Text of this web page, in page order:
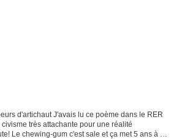
d'artichaut J'avais lu ce poème dans le RER
très attachante pour une réalité
Le chewing-gum c'est sale et ça met 5 ans à se